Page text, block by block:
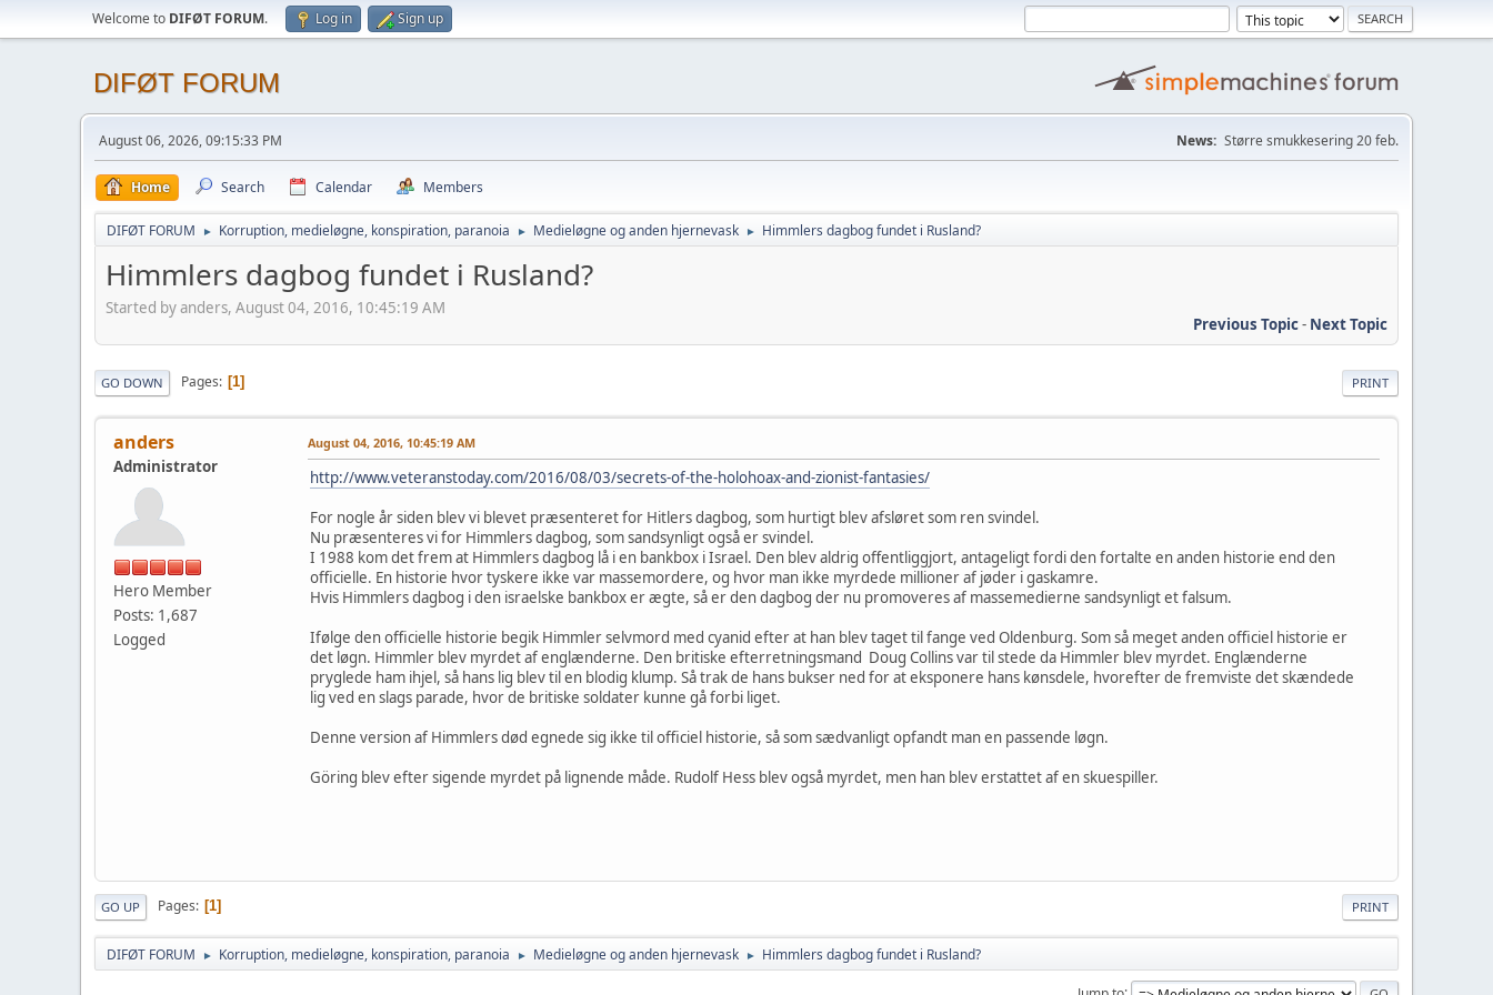
Welcome to DIFØT FORUM. Log in Sign up
DIFØT FORUM
August 06, 2026, 09:15:33 PM News: Større smukkesering 20 feb.
Home Search Calendar Members
DIFØT FORUM ► Korruption, medieløgne, konspiration, paranoia ► Medieløgne og anden hjernevask ► Himmlers dagbog fundet i Rusland?
Himmlers dagbog fundet i Rusland?
Started by anders, August 04, 2016, 10:45:19 AM
Previous Topic- Next Topic
PRINT
GO DOWN Pages 1
anders
Administrator
Hero Member
Posts: 1,687
Logged
August 04, 2016, 10:45:19 AM
http://www.veteranstoday.com/2016/08/03/secrets-of-the-holohoax-and-zionist-fantasies/
For nogle år siden blev vi blevet præsenteret for Hitlers dagbog, som hurtigt blev afsløret som ren svindel.
Nu præsenteres vi for Himmlers dagbog, som sandsynligt også er svindel.
I 1988 kom det frem at Himmlers dagbog lå i en bankbox i Israel. Den blev aldrig offentliggjort, antageligt fordi den fortalte en anden historie end den
officielle. En historie hvor tyskere ikke var massemordere, og hvor man ikke myrdede millioner af jøder i gaskamre.
Hvis Himmlers dagbog i den israelske bankbox er ægte, så er den dagbog der nu promoveres af massemedierne sandsynligt et falsum.
Ifølge den officielle historie begik Himmler selvmord med cyanid efter at han blev taget til fange ved Oldenburg. Som så meget anden officiel historie er
det løgn. Himmler blev myrdet af englænderne. Den britiske efterretningsmand Doug Collins var til stede da Himmler blev myrdet. Englænderne
pryglede ham ihjel, så hans lig blev til en blodig klump. Så trak de hans bukser ned for at eksponere hans kønsdele, hvorefter de fremviste det skændede
lig ved en slags parade, hvor de britiske soldater kunne gå forbi liget.
Denne version af Himmlers død egnede sig ikke til officiel historie, så som sædvanligt opfandt man en passende løgn.
Göring blev efter sigende myrdet på lignende måde. Rudolf Hess blev også myrdet, men han blev erstattet af en skuespiller.
PRINT
GO UP Pages 1
DIFØT FORUM ► Korruption, medieløgne, konspiration, paranoia ► Medieløgne og anden hjernevask ► Himmlers dagbog fundet i Rusland?